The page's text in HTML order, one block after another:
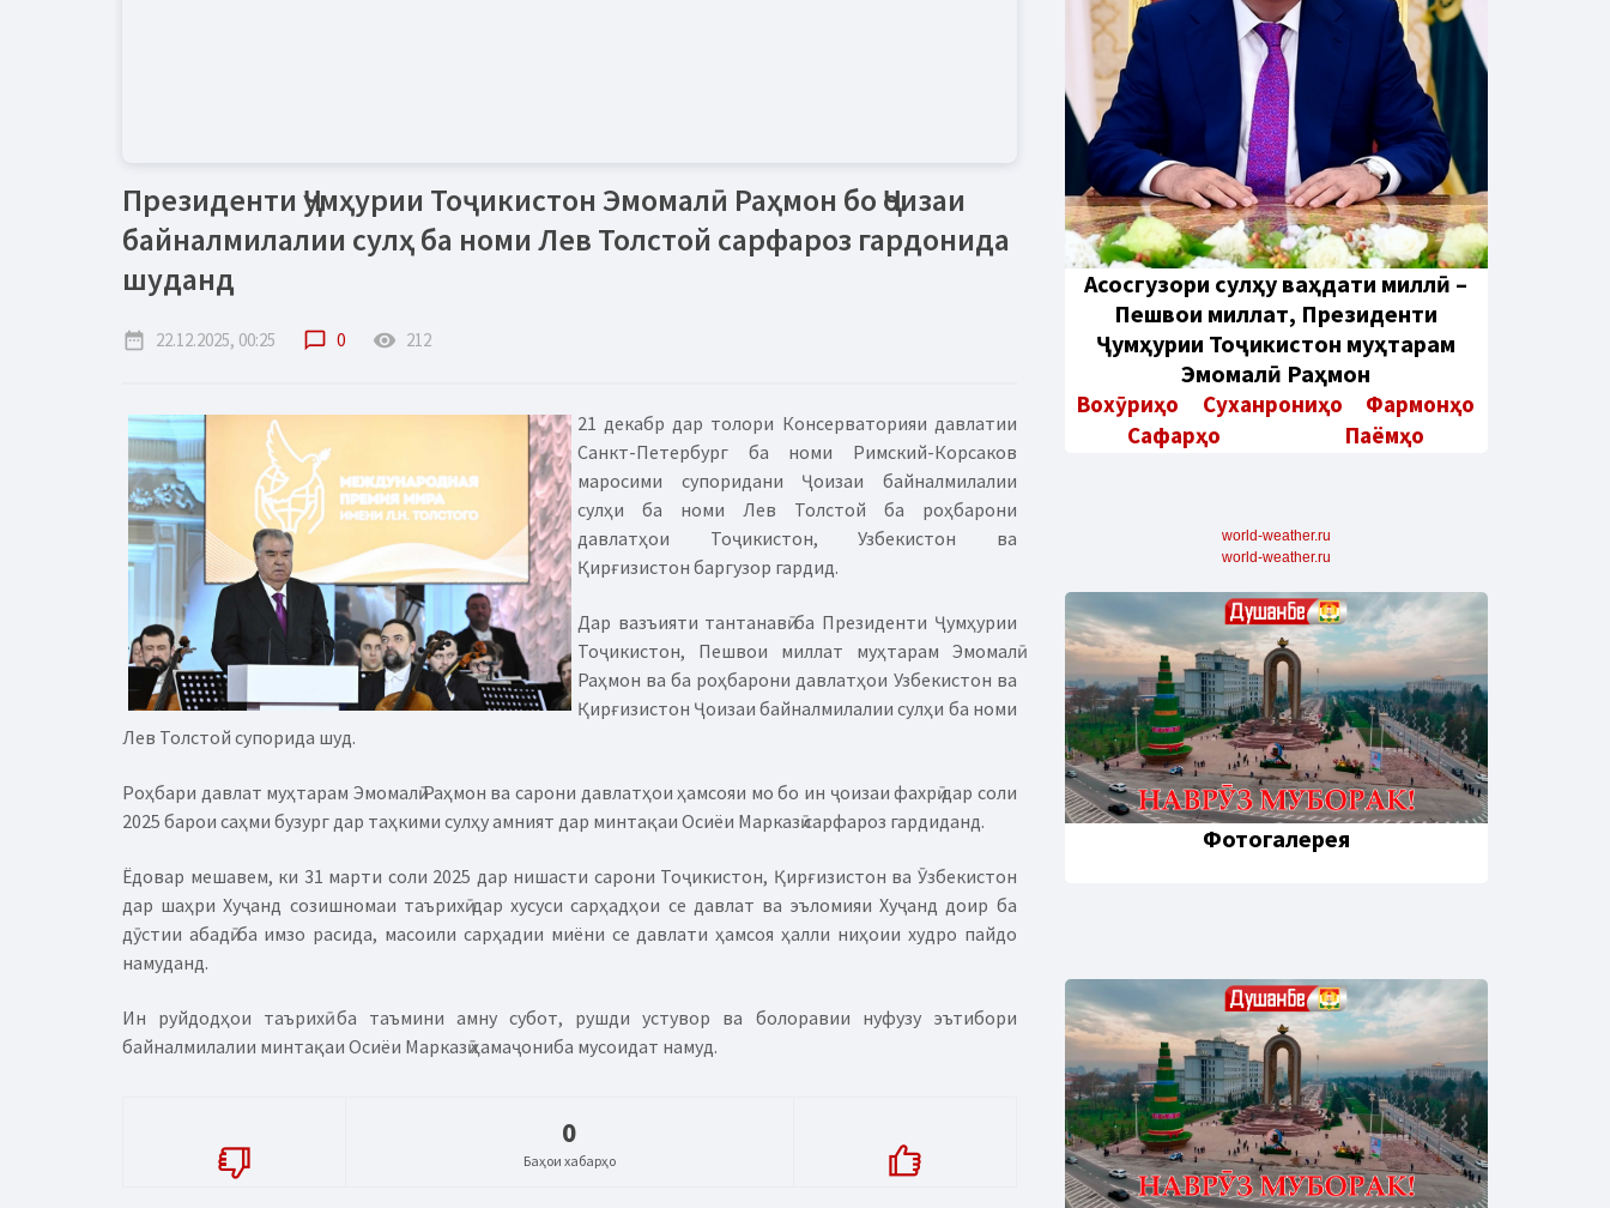
Президенти Ҷумҳурии Тоҷикистон Эмомалӣ Раҳмон бо Ҷоизаи
байналмилалии сулҳ ба номи Лев Толстой сарфароз гардонида
шуданд
date_range 22.12.2025, 00:25 chat_bubble_outline 0 remove_red_eye 212
21 декабр дар толори Консерваторияи давлатии
Санкт-Петербург ба номи Римский-Корсаков
маросими супоридани Ҷоизаи байналмилалии
сулҳи ба номи Лев Толстой ба роҳбарони
давлатҳои Тоҷикистон, Узбекистон ва
Қирғизистон баргузор гардид.
Дар вазъияти тантанавӣ ба Президенти Ҷумҳурии
Тоҷикистон, Пешвои миллат муҳтарам Эмомалӣ
Раҳмон ва ба роҳбарони давлатҳои Узбекистон ва
Қирғизистон Ҷоизаи байналмилалии сулҳи ба номи
Лев Толстой супорида шуд.
Роҳбари давлат муҳтарам Эмомалӣ Раҳмон ва сарони давлатҳои ҳамсояи мо бо ин ҷоизаи фахрӣ дар соли
2025 барои саҳми бузург дар таҳкими сулҳу амният дар минтақаи Осиёи Марказӣ сарфароз гардиданд.
Ёдовар мешавем, ки 31 марти соли 2025 дар нишасти сарони Тоҷикистон, Қирғизистон ва Ӯзбекистон
дар шаҳри Хуҷанд созишномаи таърихӣ дар хусуси сарҳадҳои се давлат ва эъломияи Хуҷанд доир ба
дӯстии абадӣ ба имзо расида, масоили сарҳадии миёни се давлати ҳамсоя ҳалли ниҳоии худро пайдо
намуданд.
Ин руйдодҳои таърихӣ ба таъмини амну субот, рушди устувор ва болоравии нуфузу эътибори
байналмилалии минтақаи Осиёи Марказӣ ҳамаҷониба мусоидат намуд.
0
Баҳои хабарҳо
Aсосгузори сулҳу ваҳдати миллӣ –
Пешвои миллат, Президенти
Ҷумҳурии Тоҷикистон муҳтарам
Эмомалӣ Раҳмон
Вохӯриҳо Суханрониҳо
Фармонҳо
Сафарҳо
Паёмҳо
world-weather.ru
world-weather.ru
Фотогалерея